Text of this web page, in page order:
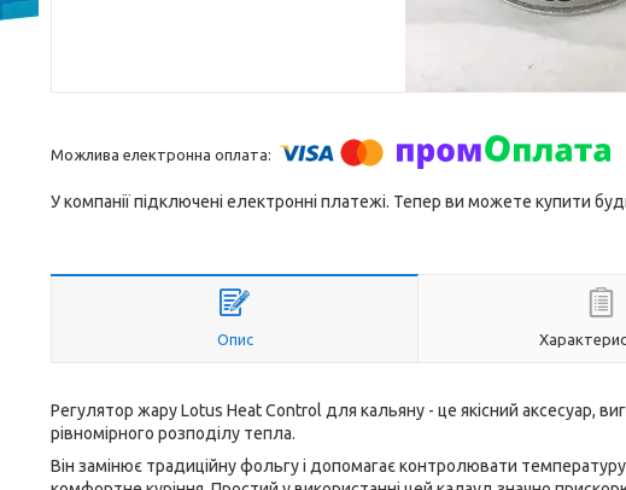
У компанії підключені електронні платежі. Тепер ви можете купити
Опис
Регулятор жару Lotus Heat Control для кальяну - це якісний аксесуар,
рівномірного розподілу тепла.
Він замінює традиційну фольгу і допомагає контролювати